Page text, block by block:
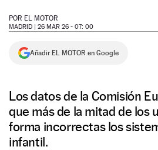
NEWSLETTER
SÍGUENOS
POR EL MOTOR
MADRID | 26 MAR 26 - 07: 00
Añadir EL MOTOR en Google
Los datos de la Comisión
que más de la mitad de los
forma incorrectas los
infantil.